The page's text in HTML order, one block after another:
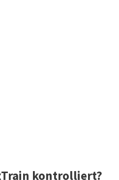
kontrolliert?